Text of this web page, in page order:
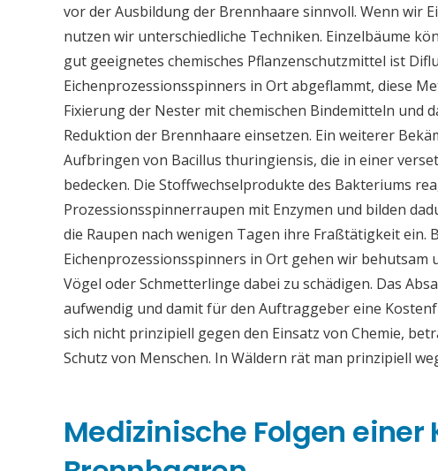
vor der Ausbildung der Brennhaare sinnvoll. Wenn wir
nutzen wir unterschiedliche Techniken. Einzelbäume
gut geeignetes chemisches Pflanzenschutzmittel ist
Eichenprozessionsspinners in Ort abgeflammt, diese
Fixierung der Nester mit chemischen Bindemitteln und
Reduktion der Brennhaare einsetzen. Ein weiterer
Aufbringen von Bacillus thuringiensis, die in einer
bedecken. Die Stoffwechselprodukte des Bakteriums
Prozessionsspinnerraupen mit Enzymen und bilden
die Raupen nach wenigen Tagen ihre Fraßtätigkeit ein.
Eichenprozessionsspinners in Ort gehen wir
Vögel oder Schmetterlinge dabei zu schädigen. Das
aufwendig und damit für den Auftraggeber eine
sich nicht prinzipiell gegen den Einsatz von Chemie,
Schutz von Menschen. In Wäldern rät man prinzipiell
Medizinische Folgen